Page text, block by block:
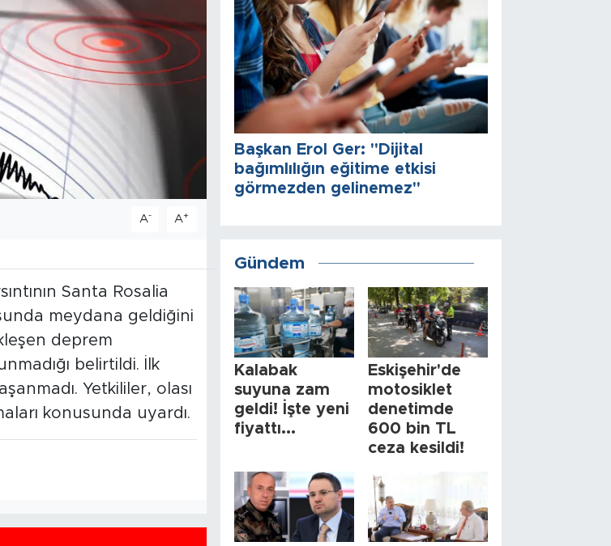
A- A+
Santa Rosalia
meydana geldiğini
deprem
belirtildi. İlk
Yetkililer, olası
konusunda uyardı.
Başkan Erol Ger: "Dijital
bağımlılığın eğitime etkisi
görmezden gelinemez"
Gündem
Kalabak
suyuna zam
geldi! İşte yeni
fiyattı...
Eskişehir'de
motosiklet
denetimde
600 bin TL
ceza kesildi!